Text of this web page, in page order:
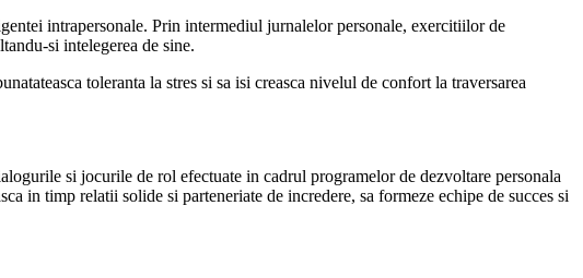
intrapersonale. Prin intermediul jurnalelor personale, exercitiilor de
si intelegerea de sine.
toleranta la stres si sa isi creasca nivelul de confort la traversarea
si jocurile de rol efectuate in cadrul programelor de dezvoltare personala
in timp relatii solide si parteneriate de incredere, sa formeze echipe de succes si